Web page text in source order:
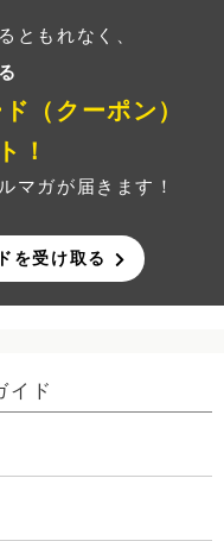
ともれなく、
（クーポン）
！
マガが届きます！
を受け取る
イド